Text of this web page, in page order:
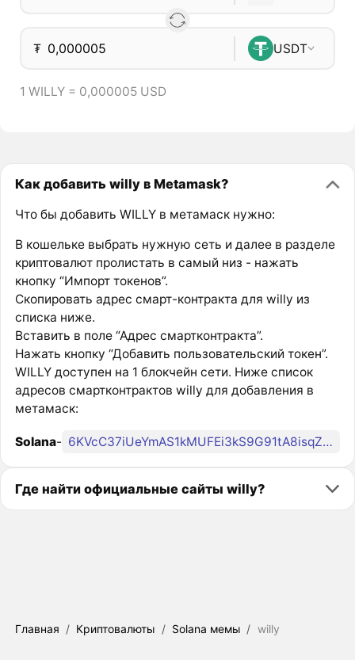
₮ USDT
1 WILLY = 0,000005 USD
Как добавить willy в Metamask?
Что бы добавить WILLY в метамаск нужно:
В кошельке выбрать нужную сеть и далее в разделе
криптовалют пролистать в самый низ - нажать
кнопку “Импорт токенов”.
Скопировать адрес смарт-контракта для willy из
списка ниже.
Вставить в поле “Адрес смартконтракта”.
Нажать кнопку “Добавить пользовательский токен”.
WILLY доступен на 1 блокчейн сети. Ниже список
адресов смартконтрактов willy для добавления в
метамаск:
Solana- 6KVcC37iUeYmAS1kMUFEi3kS9G91tA8isqZ54ebgpump
Где найти официальные сайты willy?
Главная / Криптовалюты / Solana мемы / willy